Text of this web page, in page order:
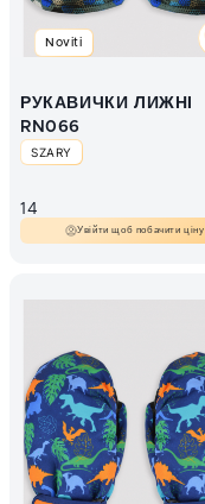
Noviti
РУКАВИЧКИ ЛИЖНІ
RN066
SZARY
14
Увійти щоб побачити ціну